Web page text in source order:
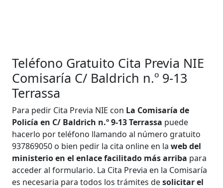
Teléfono Gratuito Cita Previa NIE
Comisaría C/ Baldrich n.º 9-13
Terrassa
Para pedir Cita Previa NIE con La Comisaría de
Policía en C/ Baldrich n.º 9-13 Terrassa puede
hacerlo por teléfono llamando al número gratuito
937869050 o bien pedir la cita online en la web del
ministerio en el enlace facilitado más arriba para
acceder al formulario. La Cita Previa en la Comisaría
es necesaria para todos los trámites desolicitar el